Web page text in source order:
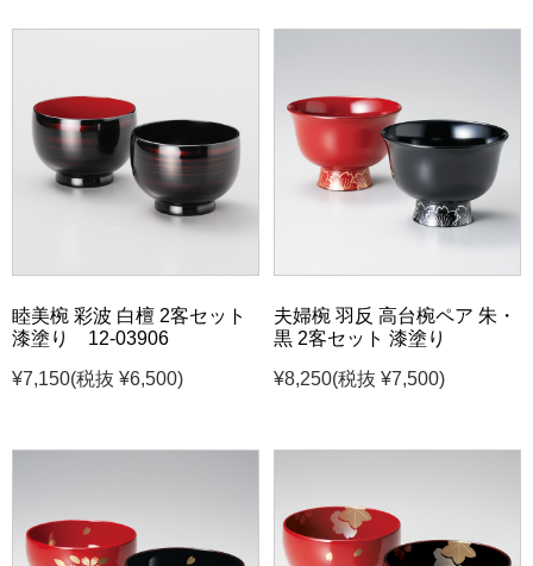
睦美椀 彩波 白檀 2客セット
漆塗り 12-03906
¥7,150(税抜 ¥6,500)
夫婦椀 羽反 高台椀ペア 朱・
黒 2客セット 漆塗り
¥8,250(税抜 ¥7,500)